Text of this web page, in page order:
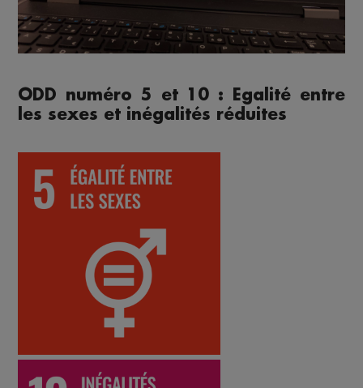
ODD numéro 5 et 10 : Egalité entre
les sexes et inégalités réduites